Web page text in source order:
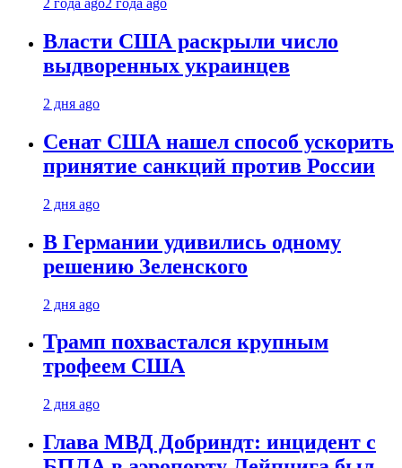
2 года ago2 года ago
Власти США раскрыли число
выдворенных украинцев
2 дня ago
Сенат США нашел способ ускорить
принятие санкций против России
2 дня ago
В Германии удивились одному
решению Зеленского
2 дня ago
Трамп похвастался крупным
трофеем США
2 дня ago
Глава МВД Добриндт: инцидент с